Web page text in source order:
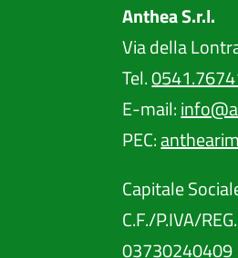
Anthea S.r.l.
Via della
Tel.
E-mail:
PEC:
Capitale
C.F./P.IVA/
03730240409